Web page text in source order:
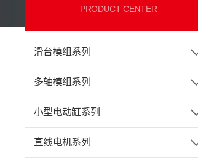
PRODUCT CENTER
滑台模组系列
多轴模组系列
小型电动缸系列
直线电机系列